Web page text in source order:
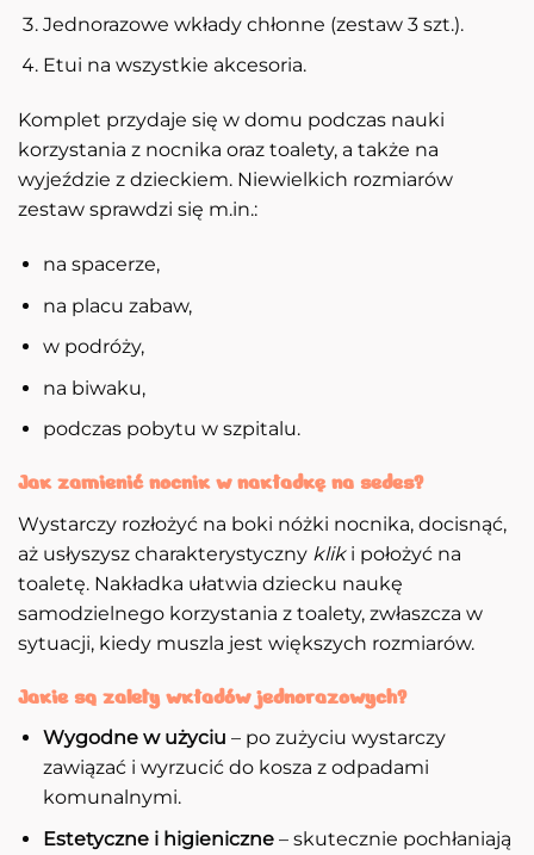
Jednorazowe wkłady chłonne (zestaw 3 szt.).
Etui na wszystkie akcesoria.
Komplet przydaje się w domu podczas nauki
korzystania z nocnika oraz toalety, a także na
wyjeździe z dzieckiem. Niewielkich rozmiarów
zestaw sprawdzi się m.in.:
na spacerze,
na placu zabaw,
w podróży,
na biwaku,
podczas pobytu w szpitalu.
Jak zamienić nocnik w nakładkę na sedes?
Wystarczy rozłożyć na boki nóżki nocnika, docisnąć,
aż usłyszysz charakterystyczny kliki położyć na
toaletę. Nakładka ułatwia dziecku naukę
samodzielnego korzystania z toalety, zwłaszcza w
sytuacji, kiedy muszla jest większych rozmiarów.
Jakie są zalety wkładów jednorazowych?
Wygodne w użyciu – po zużyciu wystarczy
zawiązać i wyrzucić do kosza z odpadami
komunalnymi.
Estetyczne i higieniczne– skutecznie pochłaniają